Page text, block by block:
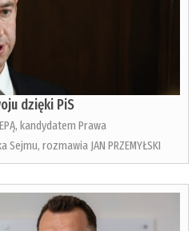
dzięki PiS
kandydatem Prawa
rozmawia JAN PRZEMYŁSKI